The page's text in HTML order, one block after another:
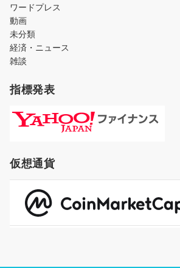
ワードプレス
動画
未分類
経済・ニュース
雑談
指標発表
仮想通貨